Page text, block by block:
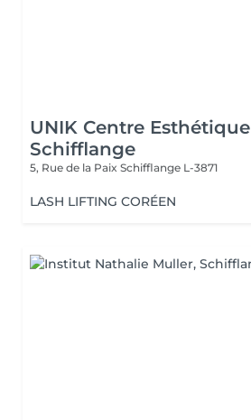
UNIK Centre Esthétique
Schifflange
5, Rue de la Paix Schifflange L-3871
LASH LIFTING CORÉEN